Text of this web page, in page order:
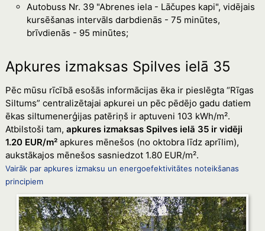
Autobuss Nr. 39 "Abrenes iela - Lāčupes kapi", vidējais
kursēšanas intervāls darbdienās - 75 minūtes,
brīvdienās - 95 minūtes;
Apkures izmaksas Spilves ielā 35
Pēc mūsu rīcībā esošās informācijas ēka ir pieslēgta “Rīgas
Siltums” centralizētajai apkurei un pēc pēdējo gadu datiem
ēkas siltumenerģijas patēriņš ir aptuveni 103 kWh/m².
Atbilstoši tam, apkures izmaksas Spilves ielā 35 ir vidēji
1.20 EUR/m²apkures mēnešos (no oktobra līdz aprīlim),
aukstākajos mēnešos sasniedzot 1.80 EUR/m².
Vairāk par apkures izmaksu un energoefektivitātes noteikšanas
principiem